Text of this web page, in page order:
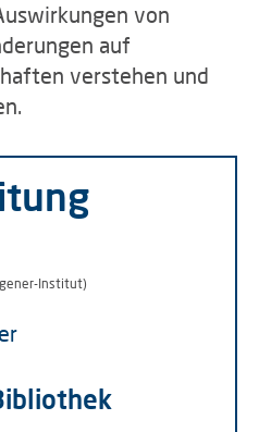
von
auf
verstehen und
Institut)